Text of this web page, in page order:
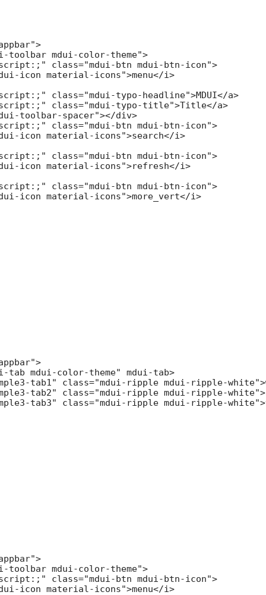
toolbar mdui-color-theme">
class="mdui-btn mdui-btn-icon">
icon material-icons">menu</i>
class="mdui-typo-headline">MDUI</a>
class="mdui-typo-title">Title</a>
toolbar-spacer"></div>
class="mdui-btn mdui-btn-icon">
icon material-icons">search</i>
class="mdui-btn mdui-btn-icon">
icon material-icons">refresh</i>
class="mdui-btn mdui-btn-icon">
icon material-icons">more_vert</i>
tab mdui-color-theme" mdui-tab>
tab1" class="mdui-ripple mdui-ripple-
tab2" class="mdui-ripple mdui-ripple-
tab3" class="mdui-ripple mdui-ripple-
toolbar mdui-color-theme">
class="mdui-btn mdui-btn-icon">
icon material-icons">menu</i>